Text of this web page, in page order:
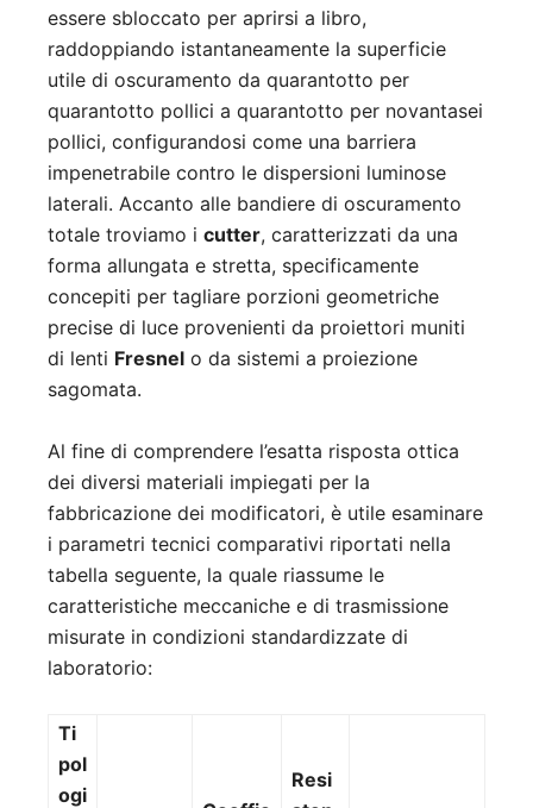
essere sbloccato per aprirsi a libro,
raddoppiando istantaneamente la superficie
utile di oscuramento da quarantotto per
quarantotto pollici a quarantotto per novantasei
pollici, configurandosi come una barriera
impenetrabile contro le dispersioni luminose
laterali. Accanto alle bandiere di oscuramento
totale troviamo i cutter, caratterizzati da una
forma allungata e stretta, specificamente
concepiti per tagliare porzioni geometriche
precise di luce provenienti da proiettori muniti
di lenti Fresnel o da sistemi a proiezione
sagomata.
Al fine di comprendere l’esatta risposta ottica
dei diversi materiali impiegati per la
fabbricazione dei modificatori, è utile esaminare
i parametri tecnici comparativi riportati nella
tabella seguente, la quale riassume le
caratteristiche meccaniche e di trasmissione
misurate in condizioni standardizzate di
laboratorio:
Ti
pol
ogi
Resi